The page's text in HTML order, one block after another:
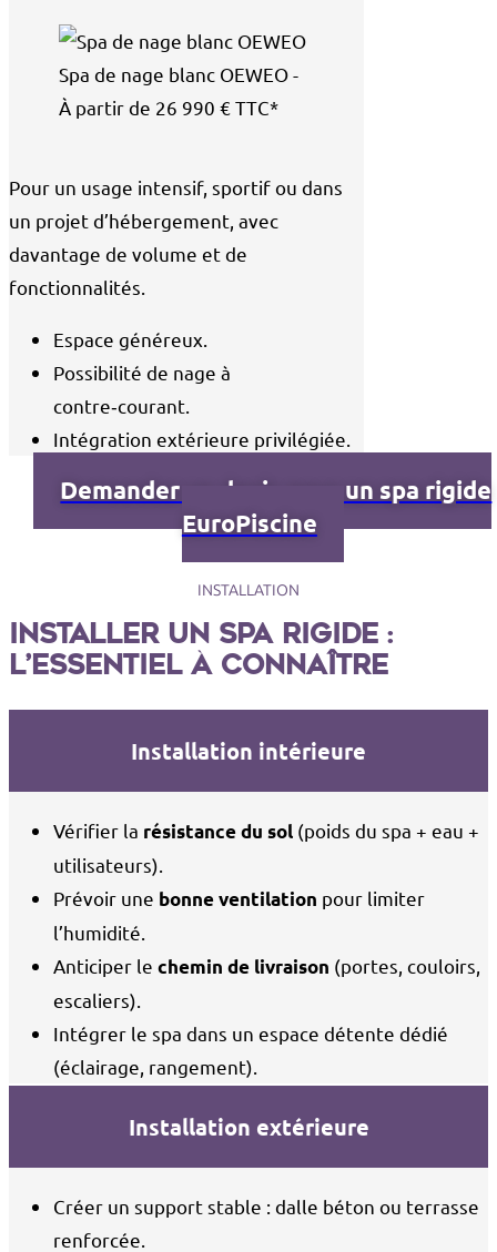
Spa de nage blanc OEWEO -
À partir de 26 990 € TTC*
Pour un usage intensif, sportif ou dans
un projet d’hébergement, avec
davantage de volume et de
fonctionnalités.
Espace généreux.
Possibilité de nage à
contre‑courant.
Intégration extérieure privilégiée.
Demander un devis pour un spa rigide
EuroPiscine
INSTALLATION
Installer un spa rigide :
l’essentiel à connaître
Installation intérieure
Vérifier la résistance du sol (poids du spa + eau +
utilisateurs).
Prévoir une bonne ventilation pour limiter
l’humidité.
Anticiper le chemin de livraison (portes, couloirs,
escaliers).
Intégrer le spa dans un espace détente dédié
(éclairage, rangement).
Installation extérieure
Créer un support stable : dalle béton ou terrasse
renforcée.